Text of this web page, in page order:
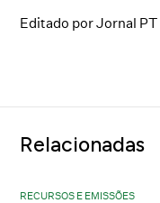
Editado por Jornal PT
Relacionadas
RECURSOS E EMISSÕES